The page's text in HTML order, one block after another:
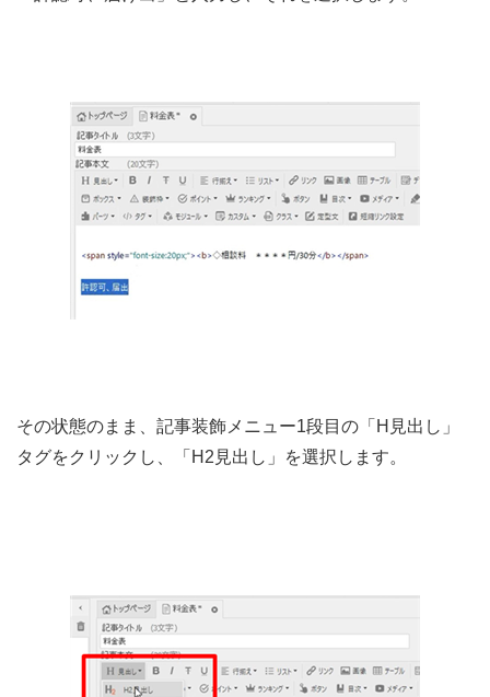
その状態のまま、記事装飾メニュー1段目の「H見出し」
タグをクリックし、「H2見出し」を選択します。